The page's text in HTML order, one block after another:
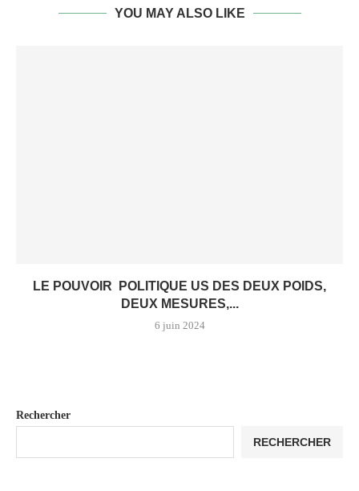
YOU MAY ALSO LIKE
LE POUVOIR POLITIQUE US DES DEUX POIDS,
DEUX MESURES,...
6 juin 2024
Rechercher
RECHERCHER